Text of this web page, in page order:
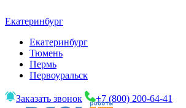
Екатеринбург
Екатеринбург
Тюмень
Пермь
Первоуральск
Заказать звонок +7 (800) 200-64-41